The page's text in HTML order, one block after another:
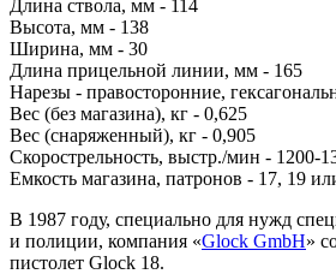
Длина ствола, мм - 114
Высота, мм - 138
Ширина, мм - 30
Длина прицельной линии, мм - 165
Нарезы - правосторонние,
Вес (без магазина), кг - 0,625
Вес (снаряженный), кг - 0,905
Скорострельность, выстр./мин - 1200-
Емкость магазина, патронов - 17, 19
В 1987 году, специально для нужд
и полиции, компания «Glock GmbH»
пистолет Glock 18.